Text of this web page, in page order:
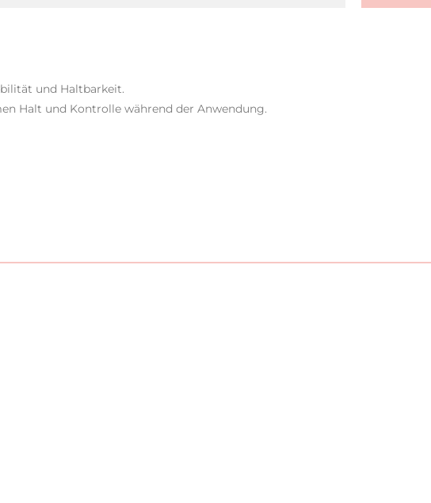
und Haltbarkeit.
Halt und Kontrolle während der Anwendung.